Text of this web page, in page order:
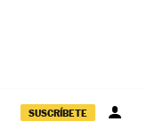
SUSCRÍBETE